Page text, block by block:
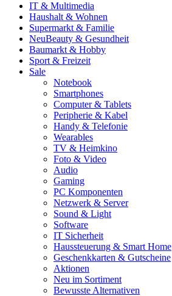
IT & Multimedia
Haushalt & Wohnen
Supermarkt & Familie
NeuBeauty & Gesundheit
Baumarkt & Hobby
Sport & Freizeit
Sale
Notebook
Smartphones
Computer & Tablets
Peripherie & Kabel
Handy & Telefonie
Wearables
TV & Heimkino
Foto & Video
Audio
Gaming
PC Komponenten
Netzwerk & Server
Sound & Light
Software
IT Sicherheit
Haussteuerung & Smart Home
Geschenkkarten & Gutscheine
Aktionen
Neu im Sortiment
Bewusste Alternativen